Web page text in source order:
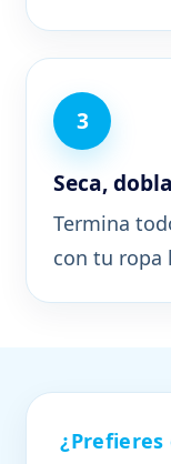
Seca,
Termina
con tu ropa